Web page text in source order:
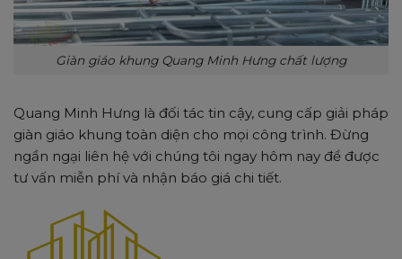
Giàn giáo khung Quang Minh Hưng chất lượng
Quang Minh Hưng là đối tác tin cậy, cung cấp giải pháp
giàn giáo khung toàn diện cho mọi công trình. Đừng
ngần ngại liên hệ với chúng tôi ngay hôm nay để được
tư vấn miễn phí và nhận báo giá chi tiết.